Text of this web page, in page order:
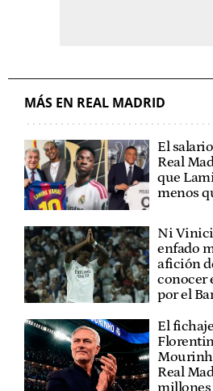
MÁS EN REAL MADRID
El
Real
que
menos
Ni
enfado
afición
conocer
por el
El
Real
millones